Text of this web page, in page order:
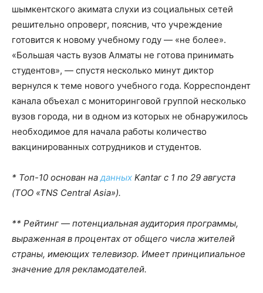
шымкентского акимата слухи из социальных сетей
решительно опроверг, пояснив, что учреждение
готовится к новому учебному году — «не более».
«Большая часть вузов Алматы не готова принимать
студентов», — спустя несколько минут диктор
вернулся к теме нового учебного года. Корреспондент
канала объехал с мониторинговой группой несколько
вузов города, ни в одном из которых не обнаружилось
необходимое для начала работы количество
вакцинированных сотрудников и студентов.
* Топ-10 основан на данных Kantar с 1 по 29 августа
(TOO «TNS Central Asia»).
** Рейтинг — потенциальная аудитория программы,
выраженная в процентах от общего числа жителей
страны, имеющих телевизор. Имеет принципиальное
значение для рекламодателей.